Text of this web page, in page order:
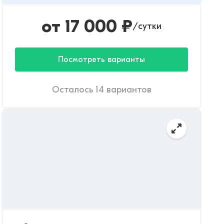
от 17 000 ₽/сутки
Посмотреть варианты
Осталось 14 вариантов